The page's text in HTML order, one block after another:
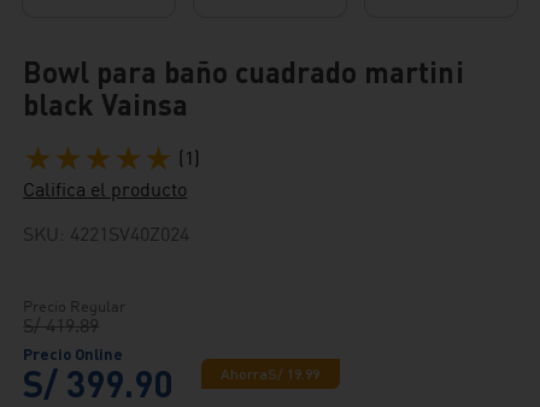
Bowl para baño cuadrado martini
black Vainsa
★★★★★ ( 1 )
Califica el producto
SKU : 4221SV40Z024
S/ 419.89
S/ 399.90 AhorraS/ 19.99